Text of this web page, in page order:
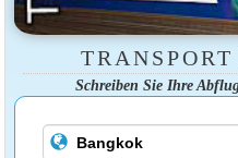
Schreiben Sie Ihre